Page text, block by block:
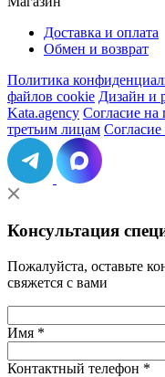
Доставка и оплата
Обмен и возврат
Политика
файлов cookie Дизайн и
Kata.agency Согласие на
третьим лицам
Консультация
Пожалуйста, оставьте
свяжется с вами
Имя *
Контактный телефон *